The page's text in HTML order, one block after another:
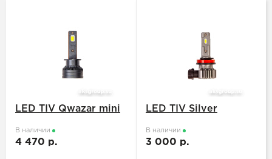
LED TIV Qwazar mini
В наличии
4 470 р.
LED TIV Silver
В наличии
3 000 р.